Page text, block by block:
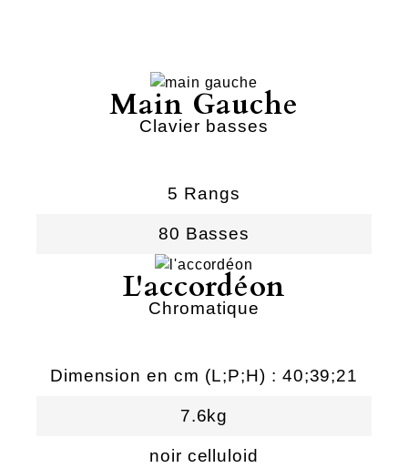
Main Gauche
Clavier basses
5 Rangs
80 Basses
L'accordéon
Chromatique
Dimension en cm (L;P;H) : 40;39;21
7.6kg
noir celluloid